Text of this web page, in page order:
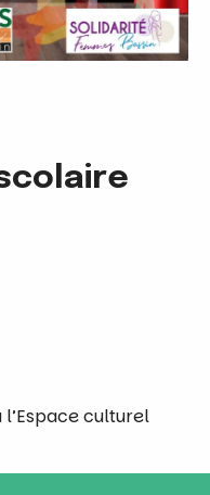
l’Espace culturel